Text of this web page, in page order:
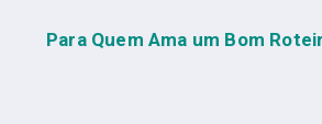
Para Quem Ama um Bom